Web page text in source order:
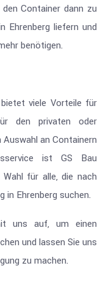
Container dann zu
Ehrenberg liefern und
benötigen.
viele Vorteile für
den privaten oder
an Containern
ist GS Bau
für alle, die nach
in Ehrenberg suchen.
uns auf, um einen
und lassen Sie uns
zu machen.